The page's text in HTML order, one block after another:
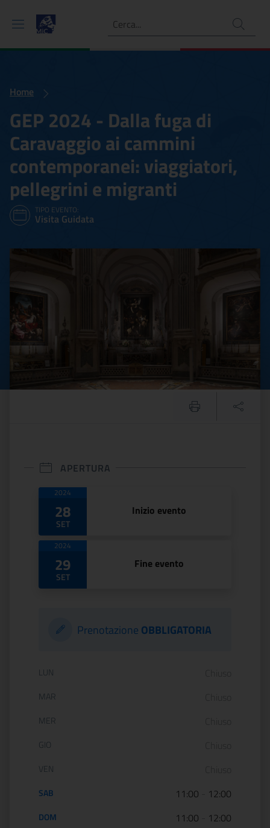
Ricerca
Home
GEP 2024 - Dalla fuga di
Caravaggio ai cammini
contemporanei: viaggiatori,
pellegrini e migranti
TIPO EVENTO:
Visita Guidata
GEP 2024 - Dalla fuga
APERTURA
Date di apertura
2024
28
SET
Inizio evento
2024
29
SET
Fine evento
Prenotazione OBBLIGATORIA
Orario di apertura:
LUN
MAR
MER
GIO
VEN
SAB 11:00 12:00
DOM 11:00 12:00